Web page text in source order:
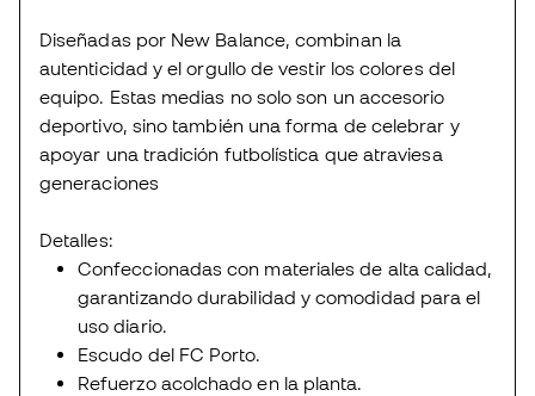
Diseñadas por New Balance, combinan la
autenticidad y el orgullo de vestir los colores del
equipo. Estas medias no solo son un accesorio
deportivo, sino también una forma de celebrar y
apoyar una tradición futbolística que atraviesa
generaciones
Detalles:
Confeccionadas con materiales de alta calidad,
garantizando durabilidad y comodidad para el
uso diario.
Escudo del FC Porto.
Refuerzo acolchado en la planta.